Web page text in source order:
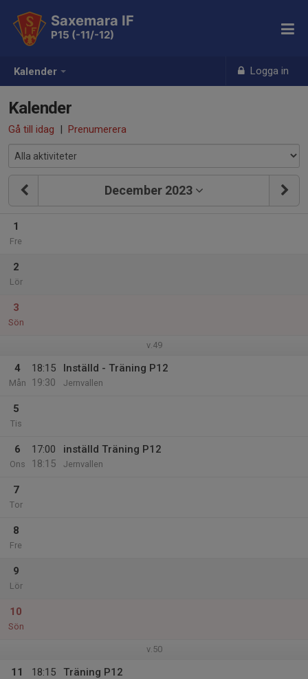
Kalender Logga in
Saxemara IF
P15 (-11/-12)
Kalender
Gå till idag | Prenumerera
December 2023
1
Fre
2
Lör
3
Sön
v.49
4
Mån
18:15
19:30
Inställd - Träning P12
Jernvallen
5
Tis
6
Ons
17:00
18:15
inställd Träning P12
Jernvallen
7
Tor
8
Fre
9
Lör
10
Sön
v.50
11
18:15
Träning P12